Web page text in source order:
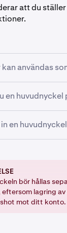
att du
användas
FIDO2-
en
en
klicka på din
och
bör hållas
eftersom lagring
mot ditt konto.